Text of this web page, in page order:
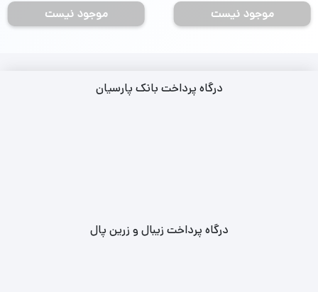
موجود نیست موجود نیست
درگاه پرداخت بانک پارسیان
درگاه پرداخت زیبال و زرین پال